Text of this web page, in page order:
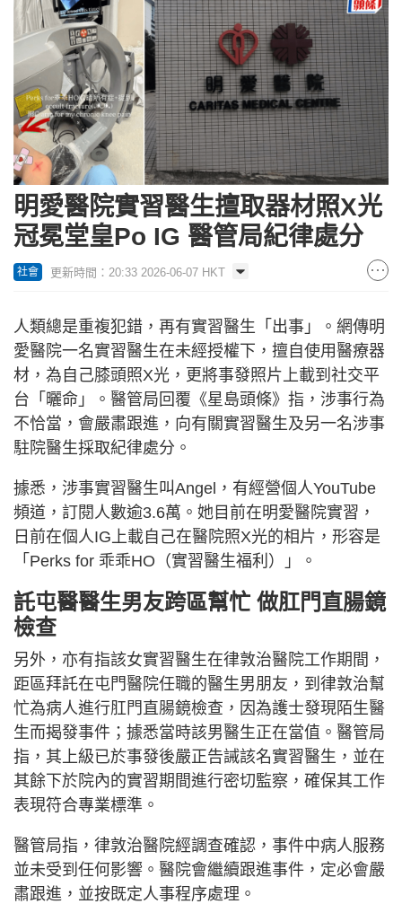
明愛醫院實習醫生擅取器材照X光
冠冕堂皇Po IG 醫管局紀律處分
社會 更新時間：20:33 2026-06-07 HKT
人類總是重複犯錯，再有實習醫生「出事」。網傳明
愛醫院一名實習醫生在未經授權下，擅自使用醫療器
材，為自己膝頭照X光，更將事發照片上載到社交平
台「曬命」。醫管局回覆《星島頭條》指，涉事行為
不恰當，會嚴肅跟進，向有關實習醫生及另一名涉事
駐院醫生採取紀律處分。
據悉，涉事實習醫生叫Angel，有經營個人YouTube
頻道，訂閱人數逾3.6萬。她目前在明愛醫院實習，
日前在個人IG上載自己在醫院照X光的相片，形容是
「Perks for 乖乖HO（實習醫生福利）」。
託屯醫醫生男友跨區幫忙 做肛門直腸鏡
檢查
另外，亦有指該女實習醫生在律敦治醫院工作期間，
距區拜託在屯門醫院任職的醫生男朋友，到律敦治幫
忙為病人進行肛門直腸鏡檢查，因為護士發現陌生醫
生而揭發事件；據悉當時該男醫生正在當值。醫管局
指，其上級已於事發後嚴正告誡該名實習醫生，並在
其餘下於院內的實習期間進行密切監察，確保其工作
表現符合專業標準。
醫管局指，律敦治醫院經調查確認，事件中病人服務
並未受到任何影響。醫院會繼續跟進事件，定必會嚴
肅跟進，並按既定人事程序處理。